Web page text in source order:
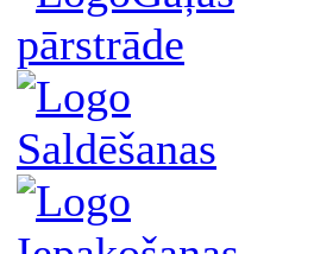
pārstrāde
Saldēšanas